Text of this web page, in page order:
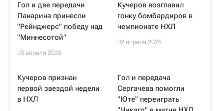
Гол и две передачи
Панарина принесли
"Рейнджерс" победу над
"Миннесотой"
03 апреля 2025
Кучеров возглавил
гонку бомбардиров в
чемпионате НХЛ
02 апреля 2025
Кучеров признан
первой звездой недели
в НХЛ
Гол и передача
Сергачева помогли
"Юте" переиграть